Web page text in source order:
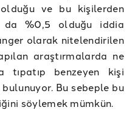
ve bu kişilerden
da %0,5 olduğu iddia
olarak nitelendirilen
araştırmalarda ne
tıpatıp benzeyen kişi
bulunuyor. Bu sebeple bu
söylemek mümkün.